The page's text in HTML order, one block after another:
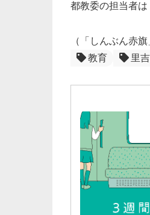
都教委の担当者は
（「しんぶん赤
教育
里